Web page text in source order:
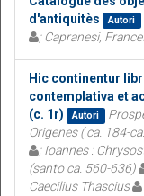
d'antiquitès
Autori
; Capranesi,
Hic continentur
contemplativa et
(c. 1r)
Autori
Origenes ( ca. 184-
; Ioannes :
(santo ca. 560-636)
Caecilius Thascius